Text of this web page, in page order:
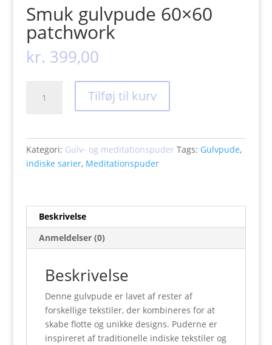
Smuk gulvpude 60×60
patchwork
kr. 399,00
gulvpude
Tilføj til kurv
Kategori: Gulv- og meditationspuder Tags: Gulvpude,
indiske sarier, Meditationspuder
Beskrivelse
Anmeldelser (0)
Beskrivelse
Denne gulvpude er lavet af rester af
forskellige tekstiler, der kombineres for at
skabe flotte og unikke designs. Puderne er
inspireret af traditionelle indiske tekstiler og